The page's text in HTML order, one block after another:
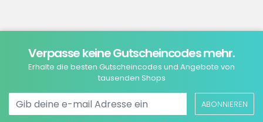
Verpasse keine Gutscheincodes mehr.
Erhalte die besten Gutscheincodes und Angebote von
tausenden Shops
ABONNIEREN